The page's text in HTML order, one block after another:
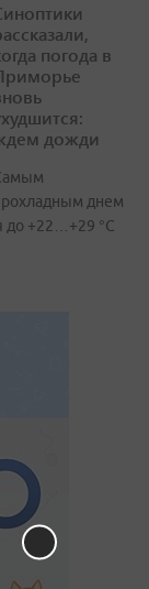
погода в
дожди
днем
до +22…+29 °С